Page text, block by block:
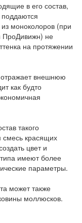
в его состав,
моноколоров (при
ПроДивижн) не
на протяжении
внешнюю
как будто
такого
смесь красящих
цвет и
имеют более
параметры.
может также
моллюсков.